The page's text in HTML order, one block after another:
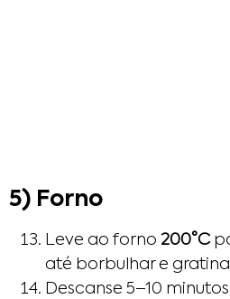
5) Forno
Leve ao forno 200°C
até borbulhar e
Descanse 5–10